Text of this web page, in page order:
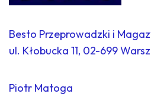
Besto Przeprowadzki i
ul. Kłobucka 11, 02-699
Piotr Matoga